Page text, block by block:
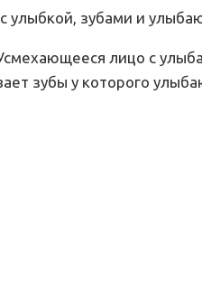
улыбкой, зубами и
лицо с
зубы у которого